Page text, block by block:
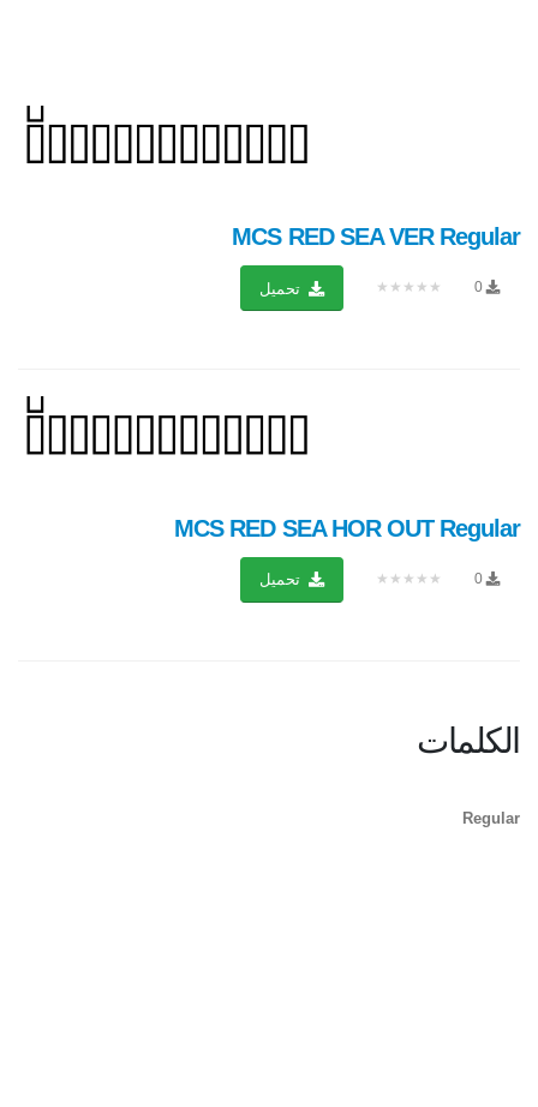
MCS RED SEA VER Regular
0
★★★★★ تحميل
MCS RED SEA HOR OUT Regular
0
★★★★★ تحميل
الكلمات
Regular